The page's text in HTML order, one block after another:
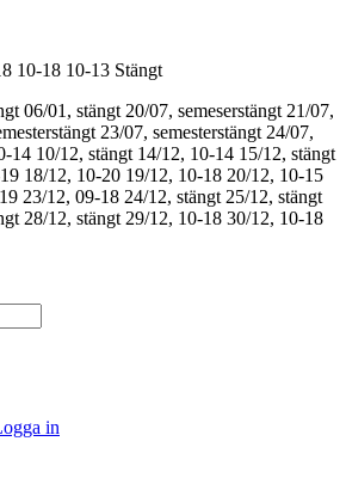
10-18 10-13 Stängt
06/01, stängt 20/07, semeserstängt 21/07,
23/07, semesterstängt 24/07,
14 10/12, stängt 14/12, 10-14 15/12, stängt
18/12, 10-20 19/12, 10-18 20/12, 10-15
23/12, 09-18 24/12, stängt 25/12, stängt
28/12, stängt 29/12, 10-18 30/12, 10-18
in